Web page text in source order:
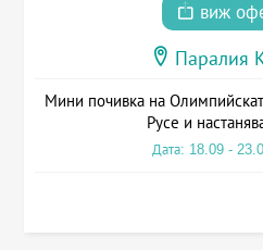
виж
Паралия
Мини почивка на
Русе и
Дата: 18.09 -